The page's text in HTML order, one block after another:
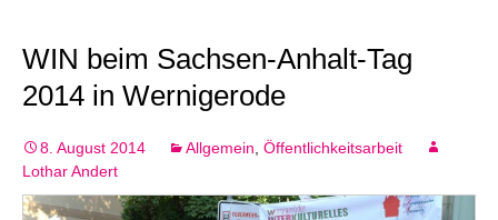
WIN beim Sachsen-Anhalt-Tag
2014 in Wernigerode
8. August 2014 Allgemein Öffentlichkeitsarbeit
Lothar Andert